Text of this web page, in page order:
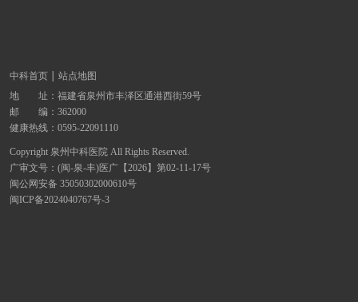
中科首页
站点地图
地 址： 福建省泉州市丰泽区通港西街59号
邮 编：362000
健康热线： 0595-22091110
Copyright 泉州中科医院 All Rights Reserved.
广审文号：(闽-泉-丰)医广【2026】第02-11-17号
闽公网安备 35050302000610号
闽ICP备2024040767号-3